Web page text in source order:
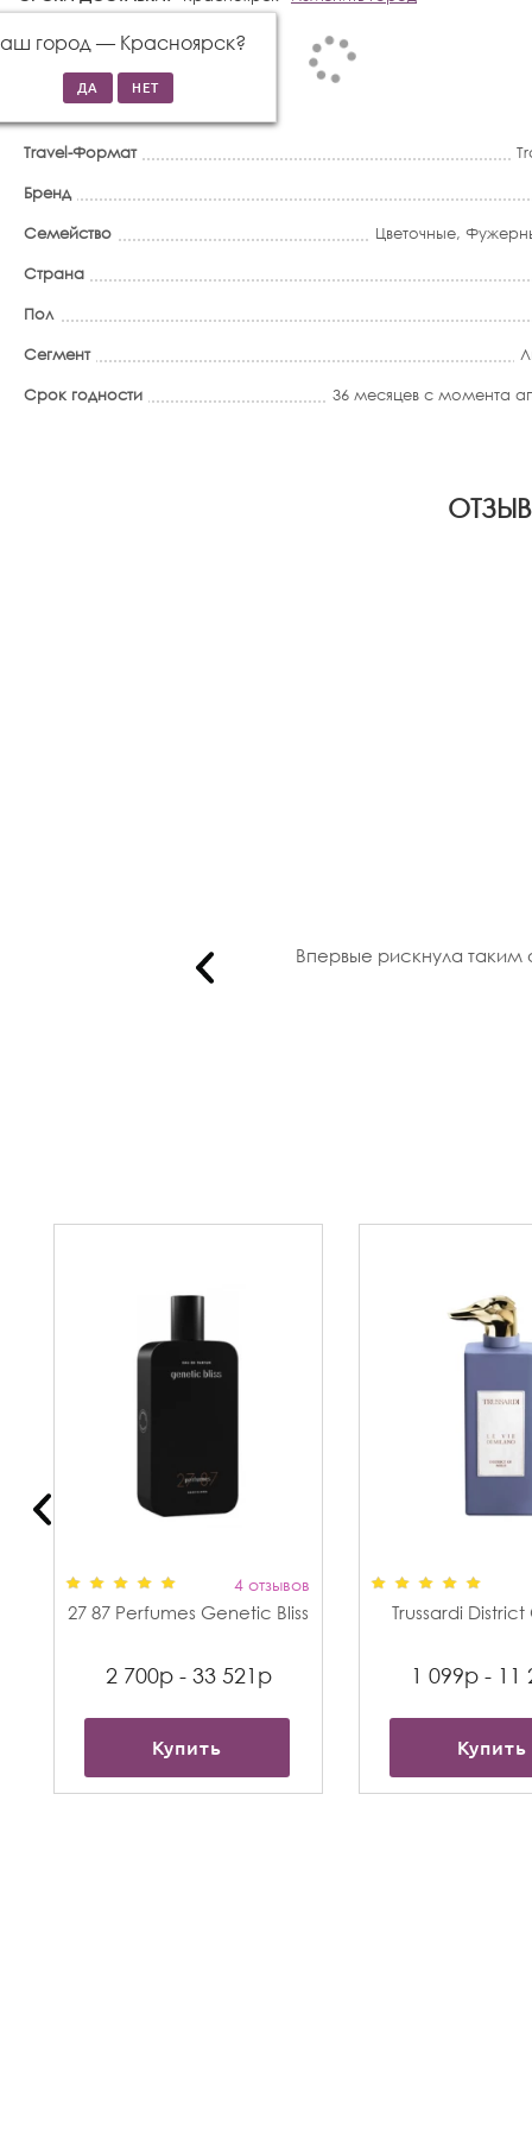
город — Красноярск?
Travel-Формат
Бренд
Семейство
Цветочные,
Страна
Пол
Сегмент
Срок годности
36 месяцев с момента
Впервые рискнула
4 отзывов
27 87 Perfumes Genetic Bliss
2 700р - 33 521р
Купить
Trussardi
1 099р - 11
Купить